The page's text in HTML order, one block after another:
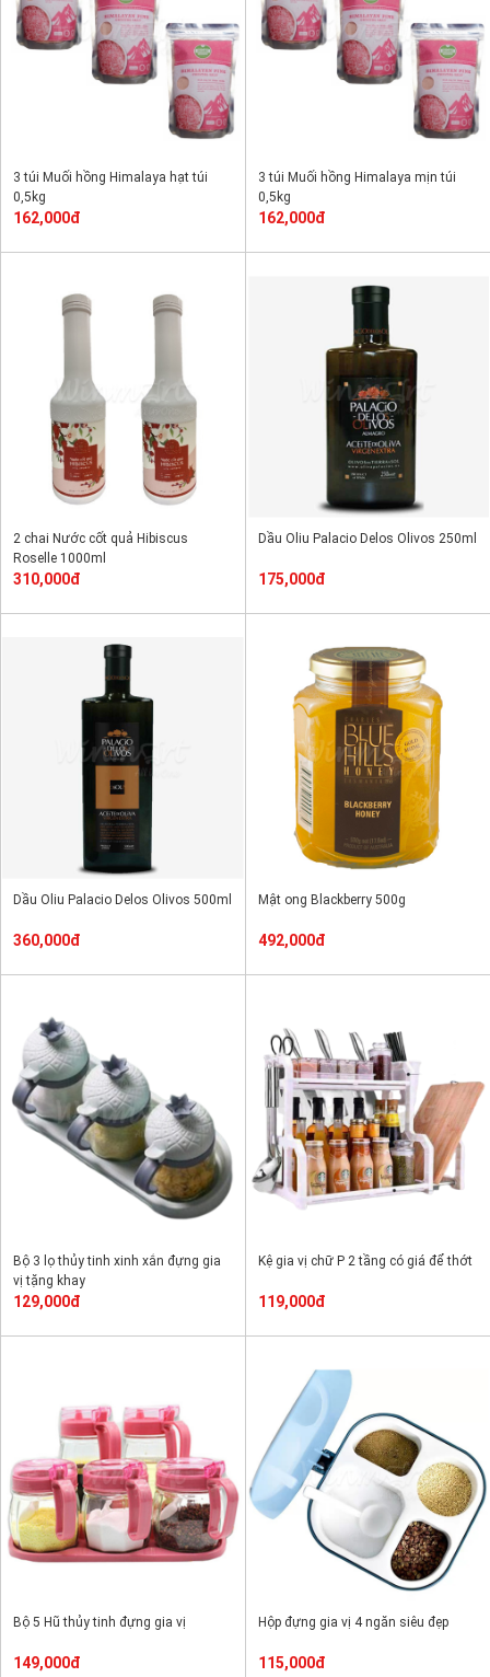
3 túi Muối hồng Himalaya hạt túi
0,5kg
162,000đ
3 túi Muối hồng Himalaya mịn túi
0,5kg
162,000đ
2 chai Nước cốt quả Hibiscus
Roselle 1000ml
310,000đ
Dầu Oliu Palacio Delos Olivos 250ml
175,000đ
Dầu Oliu Palacio Delos Olivos 500ml
360,000đ
Mật ong Blackberry 500g
492,000đ
Bộ 3 lọ thủy tinh xinh xắn đựng gia
vị tặng khay
129,000đ
Kệ gia vị chữ P 2 tầng có giá để thớt
119,000đ
Bộ 5 Hũ thủy tinh đựng gia vị
149,000đ
Hộp đựng gia vị 4 ngăn siêu đẹp
115,000đ